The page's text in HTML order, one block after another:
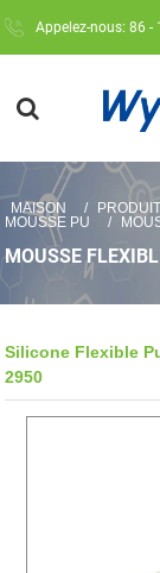
Appelez-nous: 86
MAISON
MOUSSE PU
MOUSSE
Silicone Flexible
2950